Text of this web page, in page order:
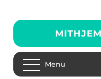
Menu